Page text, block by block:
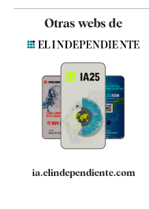
Contacto
Quiénes somos
Especificaciones
Otras webs de
ia.elindependiente.com